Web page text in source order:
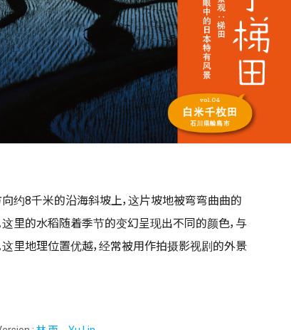
约8千米的沿海斜坡上，这片坡地被弯弯曲曲的
里的水稻随着季节的变幻呈现出不同的颜色，与
里地理位置优越，经常被用作拍摄影视剧的外景